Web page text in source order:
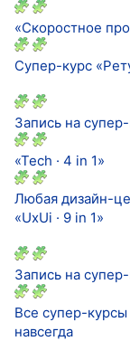
«Скоростное
Супер-курс
Запись на
«Tech · 4 in 1»
Любая дизайн-
«UxUi · 9 in 1»
Запись на
Все супер-
навсегда